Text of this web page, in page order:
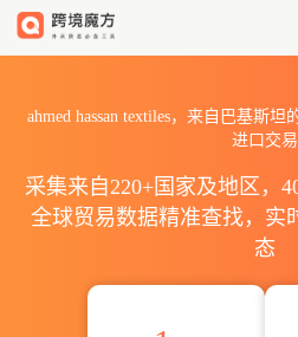
ahmed hassan textiles，来自巴基斯
进口交易
采集来自220+国家及地区，
全球贸易数据精准查找，实
态